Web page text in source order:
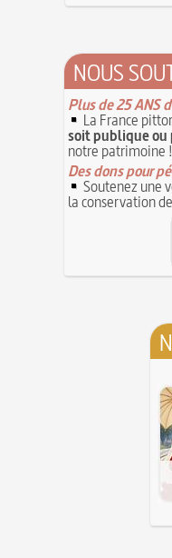
NOUS
Plus de 25 ANS
La France
soit publique ou
notre patrimoine !
Des dons pour
Soutenez une
la conservation